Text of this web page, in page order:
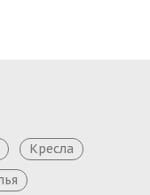
Кресла